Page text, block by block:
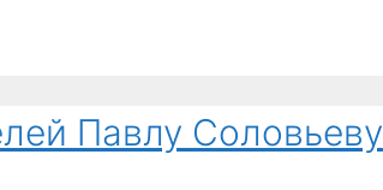
Павлу Соловьеву